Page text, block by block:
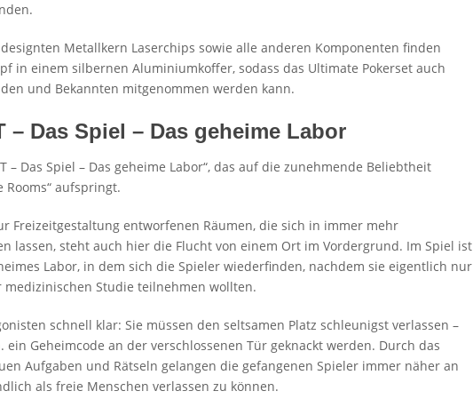
Metallkern Laserchips sowie alle anderen Komponenten finden
in einem silbernen Aluminiumkoffer, sodass das Ultimate Pokerset auch
und Bekannten mitgenommen werden kann.
– Das Spiel – Das geheime Labor
– Das Spiel – Das geheime Labor“, das auf die zunehmende Beliebtheit
Rooms“ aufspringt.
Freizeitgestaltung entworfenen Räumen, die sich in immer mehr
lassen, steht auch hier die Flucht von einem Ort im Vordergrund. Im Spiel ist
Labor, in dem sich die Spieler wiederfinden, nachdem sie eigentlich nur
medizinischen Studie teilnehmen wollten.
schnell klar: Sie müssen den seltsamen Platz schleunigst verlassen –
ein Geheimcode an der verschlossenen Tür geknackt werden. Durch das
Aufgaben und Rätseln gelangen die gefangenen Spieler immer näher an
als freie Menschen verlassen zu können.